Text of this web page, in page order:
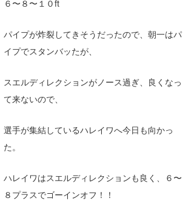
６〜８〜１０ft
パイプが炸裂してきそうだったので、朝一はパ
イプでスタンバッたが、
スエルディレクションがノース過ぎ、良くなっ
て来ないので、
選手が集結しているハレイワへ今日も向かっ
た。
ハレイワはスエルディレクションも良く、６〜
８プラスでゴーインオフ！！
Core Surf Japan
Naoya Kimoto
mitsuteru Kamio
Yasunari Inoue
Yoshiyuki Obata
arukasvision
CBA Films
メディア
SURFMEDIA
Colors MAGAZINE
WAVAL
波伝説アンバサダー/プロライダー
福島寿実子
中浦“JET”章
嵯峨明日香
田原啓江
波伝説スタッフ
☆加藤
+☆maki☆+
chan-U
波伝説